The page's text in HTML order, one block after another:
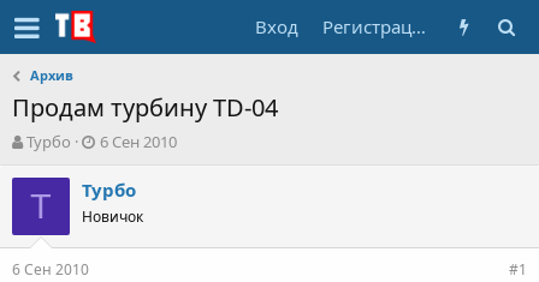
Вход Регистрация
Архив
Продам турбину TD-04
А
т
т
е
Турбо
Д
т
а
н
а
6 Сен 2010
Т Турбо
Новичок
6 Сен 2010 #1